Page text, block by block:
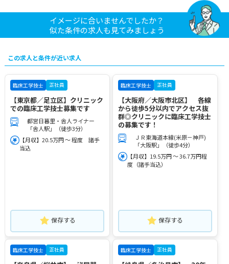
イメージに合いませんでしたか？
似た条件の求人も見てみましょう
この求人と条件が近い求人
臨床工学技士 正社員
【東京都／足立区】クリニック
での臨床工学技士募集です
都営日暮里・舎人ライナー
「舎人駅」（徒歩3分）
【月収】20.5万円 ～ 程度 諸手
当込
保存する
臨床工学技士 正社員
【大阪府／大阪市北区】 各線
から徒歩5分以内でアクセス抜
群◎クリニックに臨床工学技士
の募集です！
ＪＲ東海道本線(米原－神戸)
「大阪駅」（徒歩4分）
【月収】19.5万円 ～ 36.7万円程
度（諸手当込）
保存する
臨床工学技士 正社員 臨床工学技士 正社員